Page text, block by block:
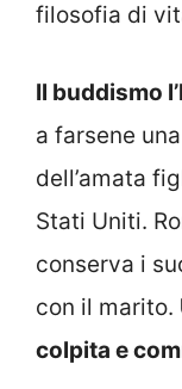
filosofia di
Il buddismo
a farsene
dell’amata
Stati Uniti.
conserva i
con il marito.
colpita e